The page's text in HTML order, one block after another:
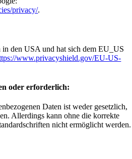
privacy/.
den USA und hat sich dem EU_US
www.privacyshield.gov/EU-US-
oder erforderlich:
Daten ist weder gesetzlich,
Allerdings kann ohne die korrekte
nicht ermöglicht werden.